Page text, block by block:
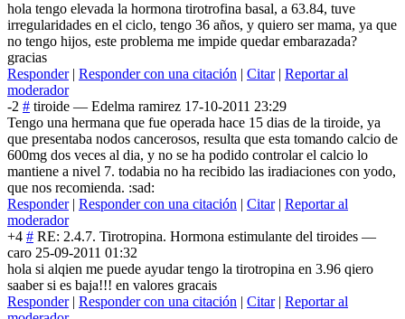
hola tengo elevada la hormona tirotrofina basal, a 63.84, tuve
irregularidades en el ciclo, tengo 36 años, y quiero ser mama, ya que
no tengo hijos, este problema me impide quedar embarazada?
gracias
Responder| Responder con una citación | Citar| Reportar al
moderador
-2 # tiroide — Edelma ramirez 17-10-2011 23:29
Tengo una hermana que fue operada hace 15 dias de la tiroide, ya
que presentaba nodos cancerosos, resulta que esta tomando calcio de
600mg dos veces al dia, y no se ha podido controlar el calcio lo
mantiene a nivel 7. todabia no ha recibido las iradiaciones con yodo,
que nos recomienda. :sad:
Responder| Responder con una citación | Citar| Reportar al
moderador
+4 # RE: 2.4.7. Tirotropina. Hormona estimulante del tiroides —
caro 25-09-2011 01:32
hola si alqien me puede ayudar tengo la tirotropina en 3.96 qiero
saaber si es baja!!! en valores gracais
Responder| Responder con una citación | Citar| Reportar al